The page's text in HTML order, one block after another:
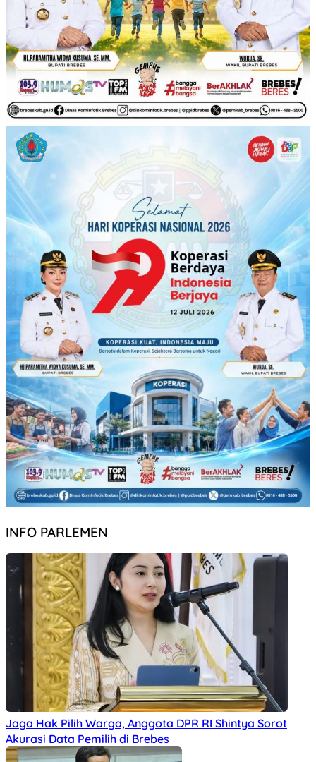
INFO PARLEMEN
Jaga Hak Pilih Warga, Anggota DPR RI Shintya Sorot
Akurasi Data Pemilih di Brebes